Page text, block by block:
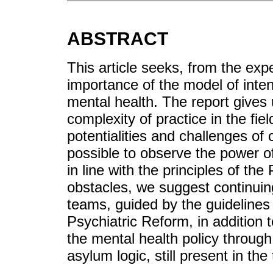
ABSTRACT
This article seeks, from the
importance of the model of
mental health. The report
complexity of practice in the
potentialities and challenges of
possible to observe the power
in line with the principles of the
obstacles, we suggest
teams, guided by the
Psychiatric Reform, in addition
the mental health policy
asylum logic, still present in